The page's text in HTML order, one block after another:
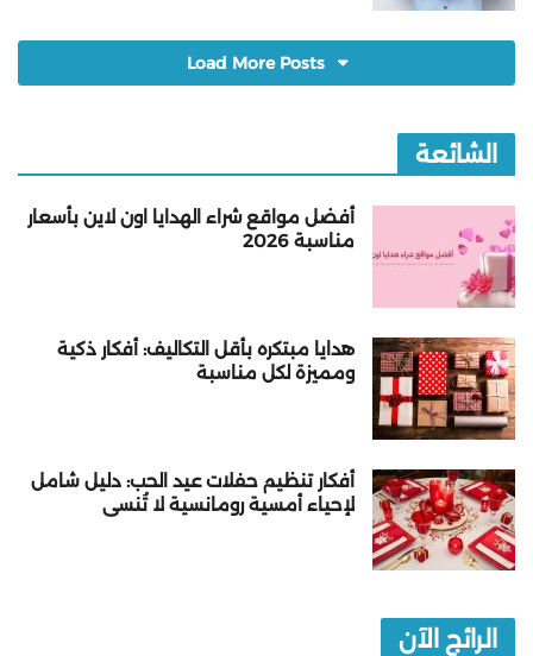
Load More Posts
الشائعة
أفضل مواقع شراء الهدايا اون لاين بأسعار
مناسبة 2026
هدايا مبتكره بأقل التكاليف: أفكار ذكية
ومميزة لكل مناسبة
أفكار تنظيم حفلات عيد الحب: دليل شامل
لإحياء أمسية رومانسية لا تُنسى
الرائج الآن